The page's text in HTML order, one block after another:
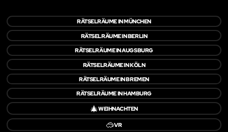
RÄTSELRÄUME IN MÜNCHEN
RÄTSELRÄUME IN BERLIN
RÄTSELRÄUME IN AUGSBURG
RÄTSELRÄUME IN KÖLN
RÄTSELRÄUME IN BREMEN
RÄTSELRÄUME IN HAMBURG
🎄WEIHNACHTEN
🥽VR